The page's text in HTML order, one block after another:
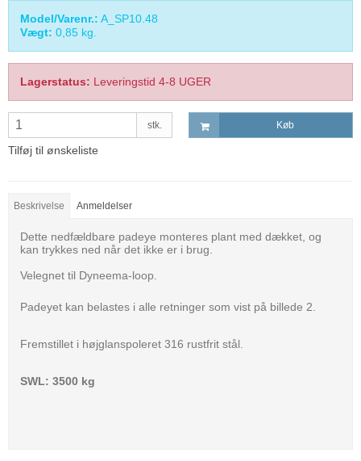
Model/Varenr.: A_SP10.48
Vægt: 0,85 kg.
Lagerstatus: Leveringstid 4-8 UGER
stk. Køb
Tilføj til ønskeliste
Beskrivelse Anmeldelser
Dette nedfældbare padeye monteres plant med dækket, og
kan trykkes ned når det ikke er i brug.
Velegnet til Dyneema-loop.
Padeyet kan belastes i alle retninger som vist på billede 2.
Fremstillet i højglanspoleret 316 rustfrit stål.
SWL: 3500 kg